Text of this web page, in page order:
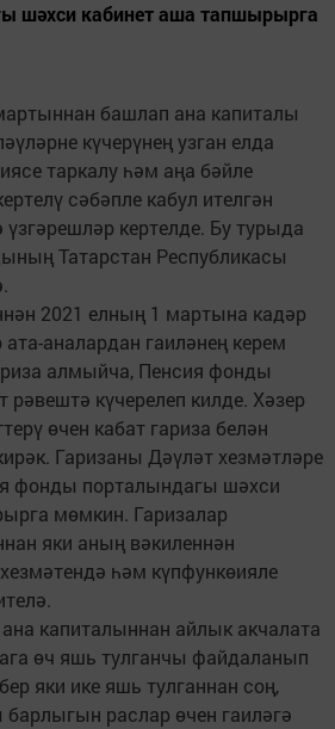
шәхси кабинет аша тапшырырга
башлап ана капиталы
күчерүнең узган елда
таркалу һәм аңа бәйле
сәбәпле кабул ителгән
кертелде. Бу турыда
Татарстан Республикасы
2021 елның 1 мартына кадәр
ата-аналардан гаиләнең керем
алмыйча, Пенсия фонды
күчерелеп килде. Хәзер
өчен кабат гариза белән
Гаризаны Дәүләт хезмәтләре
фонды порталындагы шәхси
мөмкин. Гаризалар
яки аның вәкиленнән
һәм күпфункөияле
ана капиталыннан айлык акчалата
өч яшь тулганчы файдаланып
яки ике яшь тулганнан соң,
барлыгын раслар өчен гаиләгә